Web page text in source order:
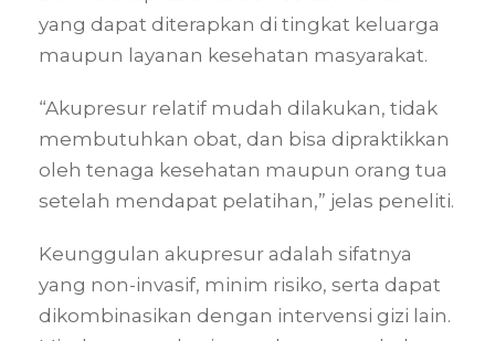
yang dapat diterapkan di tingkat keluarga
maupun layanan kesehatan masyarakat.
“Akupresur relatif mudah dilakukan, tidak
membutuhkan obat, dan bisa dipraktikkan
oleh tenaga kesehatan maupun orang tua
setelah mendapat pelatihan,” jelas peneliti.
Keunggulan akupresur adalah sifatnya
yang non-invasif, minim risiko, serta dapat
dikombinasikan dengan intervensi gizi lain.